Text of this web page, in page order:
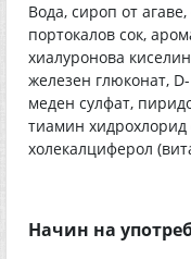
Вода, сироп от
портокалов сок,
хиалуронова
железен глюконат,
меден сулфат,
тиамин
холекалциферол
Начин на